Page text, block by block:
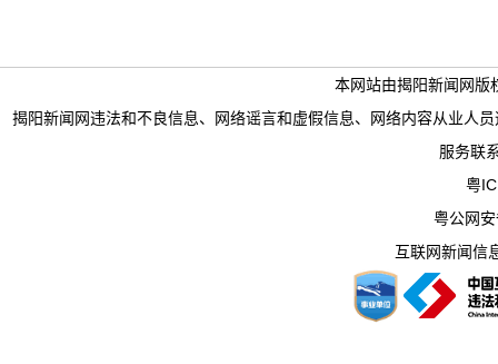
本网站由揭阳新闻网版
揭阳新闻网违法和不良信息、网络谣言和虚假信息、网络内容从业人
服务联
粤
粤公网
互联网新闻信